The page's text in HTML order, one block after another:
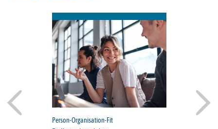
Person-Organisation-Fit